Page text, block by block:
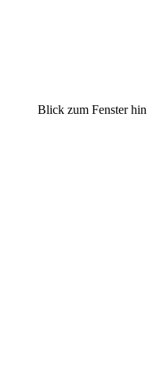
Blick zum Fenster hin